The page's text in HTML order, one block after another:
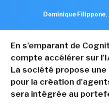
Dominique Filippone,
En s'emparant de
compte accélérer sur
La société propose
pour la création
sera intégrée au